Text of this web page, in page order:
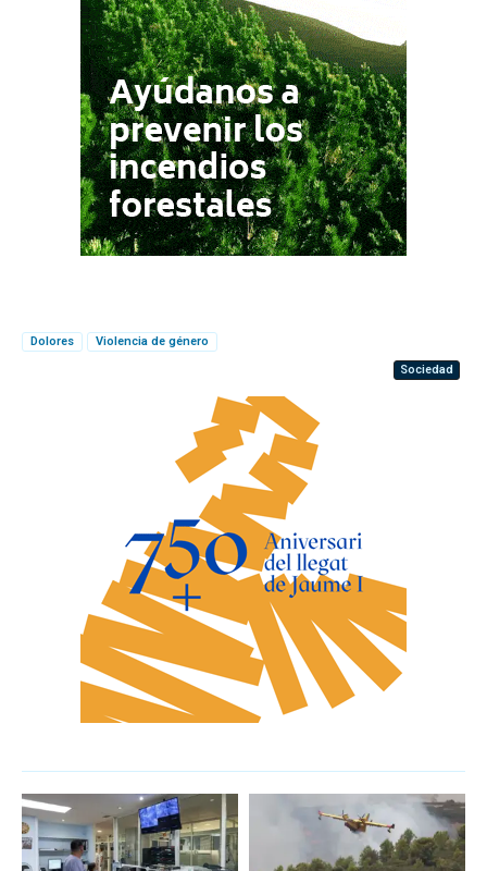
Dolores
Violencia de género
Sociedad